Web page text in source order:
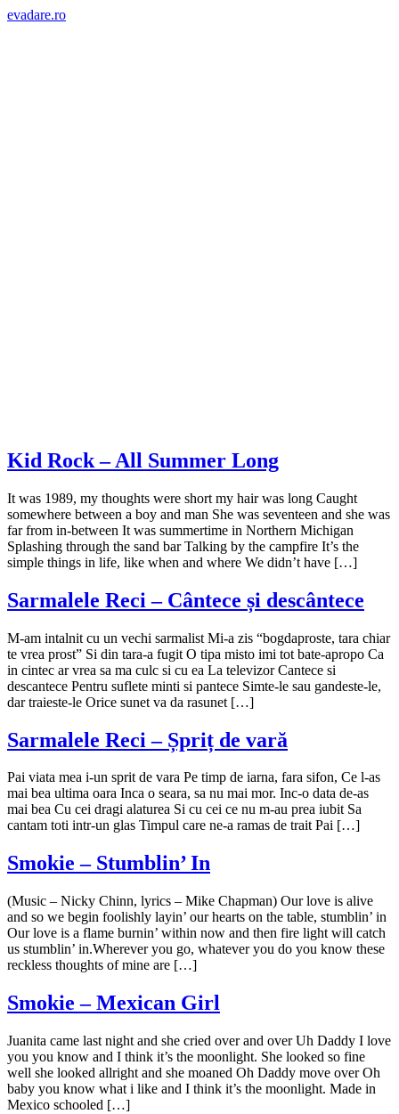
evadare.ro
Kid Rock – All Summer Long
It was 1989, my thoughts were short my hair was long Caught
somewhere between a boy and man She was seventeen and she was
far from in-between It was summertime in Northern Michigan
Splashing through the sand bar Talking by the campfire It’s the
simple things in life, like when and where We didn’t have […]
Sarmalele Reci – Cântece și descântece
M-am intalnit cu un vechi sarmalist Mi-a zis “bogdaproste, tara chiar
te vrea prost” Si din tara-a fugit O tipa misto imi tot bate-apropo Ca
in cintec ar vrea sa ma culc si cu ea La televizor Cantece si
descantece Pentru suflete minti si pantece Simte-le sau gandeste-le,
dar traieste-le Orice sunet va da rasunet […]
Sarmalele Reci – Șpriț de vară
Pai viata mea i-un sprit de vara Pe timp de iarna, fara sifon, Ce l-as
mai bea ultima oara Inca o seara, sa nu mai mor. Inc-o data de-as
mai bea Cu cei dragi alaturea Si cu cei ce nu m-au prea iubit Sa
cantam toti intr-un glas Timpul care ne-a ramas de trait Pai […]
Smokie – Stumblin’ In
(Music – Nicky Chinn, lyrics – Mike Chapman) Our love is alive
and so we begin foolishly layin’ our hearts on the table, stumblin’ in
Our love is a flame burnin’ within now and then fire light will catch
us stumblin’ in.Wherever you go, whatever you do you know these
reckless thoughts of mine are […]
Smokie – Mexican Girl
Juanita came last night and she cried over and over Uh Daddy I love
you you know and I think it’s the moonlight. She looked so fine
well she looked allright and she moaned Oh Daddy move over Oh
baby you know what i like and I think it’s the moonlight. Made in
Mexico schooled […]